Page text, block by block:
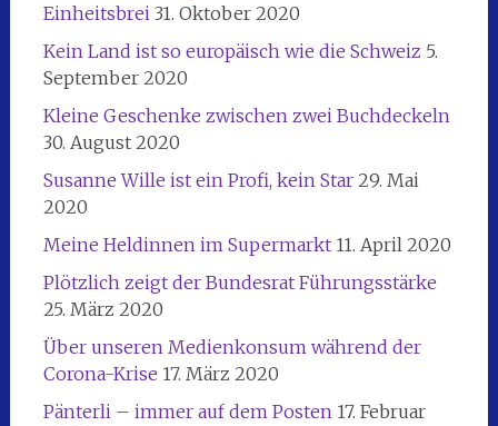
Einheitsbrei 31. Oktober 2020
Kein Land ist so europäisch wie die Schweiz 5.
September 2020
Kleine Geschenke zwischen zwei Buchdeckeln
30. August 2020
Susanne Wille ist ein Profi, kein Star 29. Mai
2020
Meine Heldinnen im Supermarkt 11. April 2020
Plötzlich zeigt der Bundesrat Führungsstärke
25. März 2020
Über unseren Medienkonsum während der
Corona-Krise 17. März 2020
Pänterli – immer auf dem Posten 17. Februar